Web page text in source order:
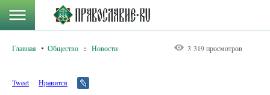
Главная Общество : Новости 3 319 просмотров
Tweet Нравится